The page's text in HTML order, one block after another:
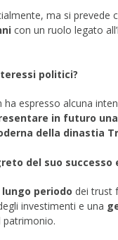
ma si prevede
con un ruolo legato
politici?
espresso alcuna
in futuro
della dinastia
del suo successo
periodo dei trust
investimenti e una
patrimonio.